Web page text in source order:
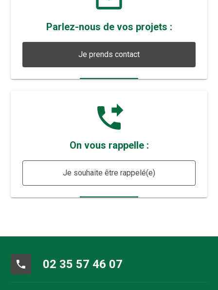
Parlez-nous de vos projets :
Je prends contact
phone_forwarded
On vous rappelle :
Je souhaite être rappelé(e)
phone 02 35 57 46 07